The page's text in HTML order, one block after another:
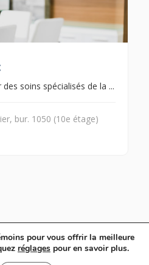
soins spécialisés de la ...
bur. 1050 (10e étage)
pour vous offrir la meilleure
réglages pour en savoir plus.